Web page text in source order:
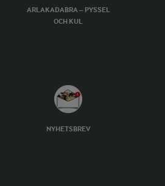
ARLAKADABRA – PYSSEL
OCH KUL
NYHETSBREV